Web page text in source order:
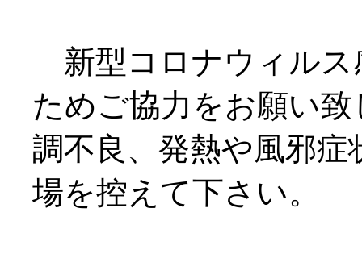
新型コロナウィルス
ためご協力をお願い
調不良、発熱や風邪症
場を控えて下さい。